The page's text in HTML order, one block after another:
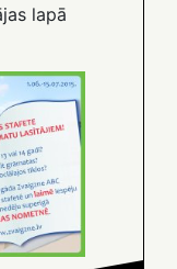
lapā